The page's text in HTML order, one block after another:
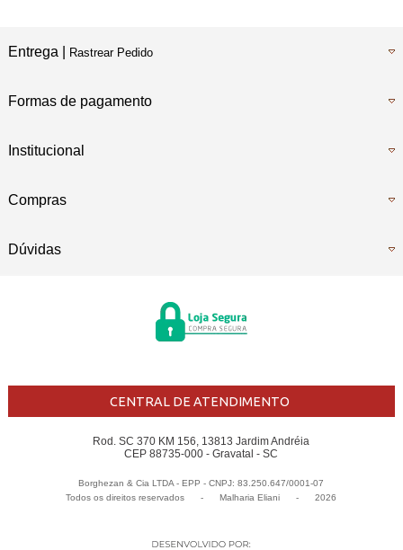
Entrega | Rastrear Pedido
Formas de pagamento
Institucional
Compras
Dúvidas
CENTRAL DE ATENDIMENTO
Rod. SC 370 KM 156, 13813 Jardim Andréia
CEP 88735-000 - Gravatal - SC
Borghezan & Cia LTDA - EPP - CNPJ: 83.250.647/0001-07
Todos os direitos reservados
- Malharia Eliani - 2026